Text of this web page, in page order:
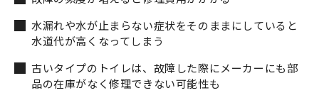
水漏れや水が止まらない症状をそのままにしていると
水道代が高くなってしまう
古いタイプのトイレは、故障した際にメーカーにも部
品の在庫がなく修理できない可能性も